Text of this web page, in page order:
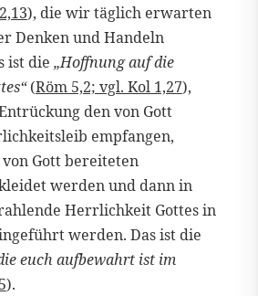
), die wir täglich erwarten
Denken und Handeln
ist die „Hoffnung auf die
(Röm 5,2; vgl. Kol 1,27),
den von Gott
empfangen,
Gott bereiteten
werden und dann in
Herrlichkeit Gottes in
werden. Das ist die
euch aufbewahrt ist im
).